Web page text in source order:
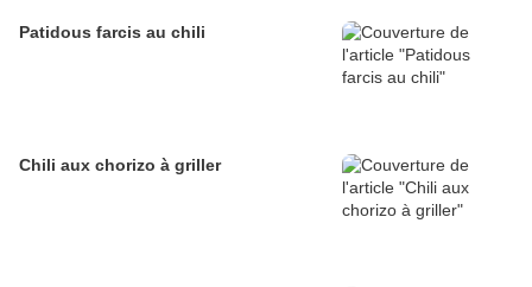
Patidous farcis au chili
Chili aux chorizo à griller